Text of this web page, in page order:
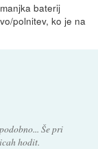
baterij
polnitev, ko je na
Še pri
hodit.